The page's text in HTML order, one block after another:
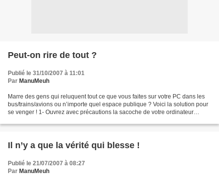
Peut-on rire de tout ?
Publié le 31/10/2007 à 11:01
Par ManuMeuh
Marre des gens qui reluquent tout ce que vous faites sur votre PC dans les
bus/trains/avions ou n’importe quel espace publique ? Voici la solution pour
se venger ! 1- Ouvrez avec précautions la sacoche de votre ordinateur
Il n’y a que la vérité qui blesse !
Publié le 21/07/2007 à 08:27
Par ManuMeuh